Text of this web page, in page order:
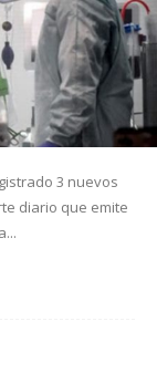
3 nuevos
diario que emite